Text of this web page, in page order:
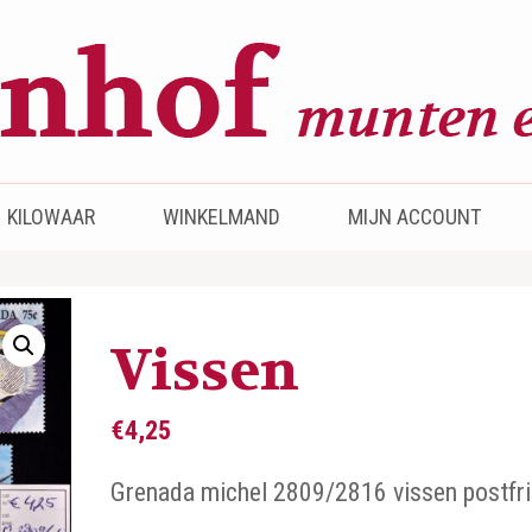
KILOWAAR WINKELMAND MIJN ACCOUNT
Vissen
€4,25
Grenada michel 2809/2816 vissen